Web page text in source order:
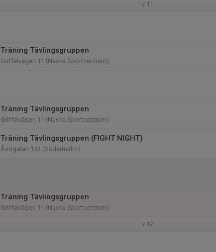
v.11
Träning Tävlingsgruppen
Griffelvägen 11 (Nacka Sportcentrum)
Träning Tävlingsgruppen
Griffelvägen 11 (Nacka Sportcentrum)
Träning Tävlingsgruppen (FIGHT NIGHT)
Åsögatan 153 (Södermalm)
Träning Tävlingsgruppen
Griffelvägen 11 (Nacka Sportcentrum)
v.12